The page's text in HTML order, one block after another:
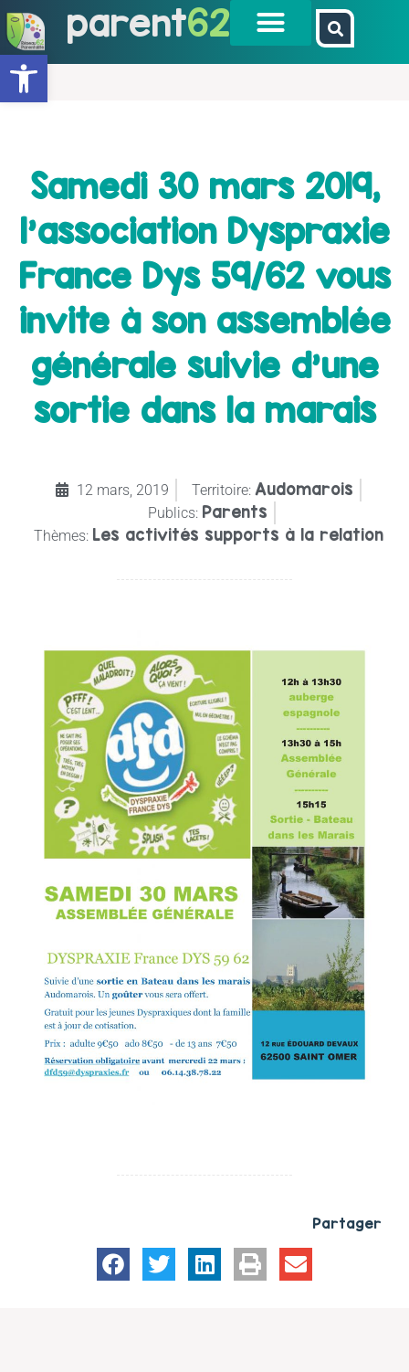
Ouvrir la barre d’outils
parent62
Samedi 30 mars 2019,
l’association Dyspraxie
France Dys 59/62 vous
invite à son assemblée
générale suivie d’une
sortie dans la marais
12 mars, 2019 Territoire: Audomarois
Publics: Parents
Thèmes: Les activités supports à la relation
Partager